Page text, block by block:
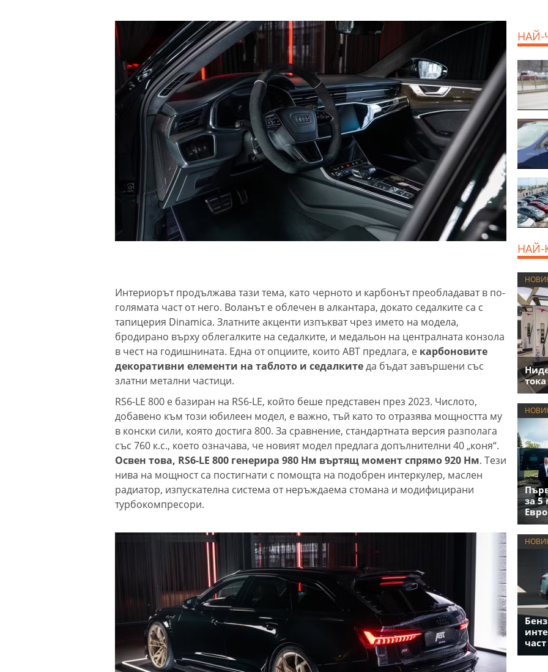
Интериорът продължава тази тема, като черното и карбонът преобладават в по-
голямата част от него. Воланът е облечен в алкантара, докато седалките са с
тапицерия Dinamica. Златните акценти изпъкват чрез името на модела,
бродирано върху облегалките на седалките, и медальон на централната конзола
в чест на годишнината. Една от опциите, които ABT предлага, е карбоновите
декоративни елементи на таблото и седалкитеда бъдат завършени със
златни метални частици.
RS6-LE 800 е базиран на RS6-LE, който беше представен през 2023. Числото,
добавено към този юбилеен модел, е важно, тъй като то отразява мощността му
в конски сили, която достига 800. За сравнение, стандартната версия разполага
със 760 к.с., което означава, че новият модел предлага допълнителни 40 „коня“.
Освен това, RS6-LE 800 генерира 980 Нм въртящ момент спрямо 920 Нм. Тези
нива на мощност са постигнати с помощта на подобрен интеркулер, маслен
радиатор, изпускателна система от неръждаема стомана и модифицирани
турбокомпресори.
НАЙ-
НАЙ-
за 5
част